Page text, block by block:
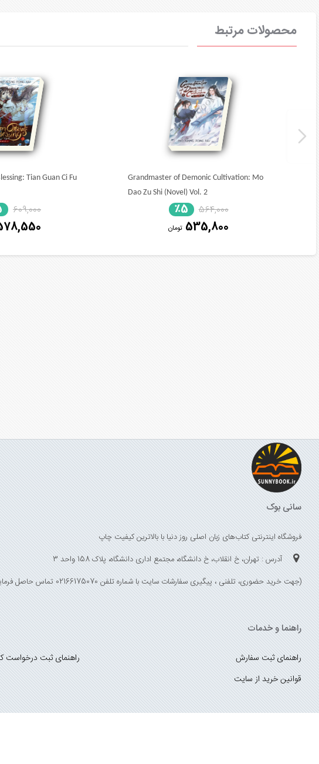
محصولات مرتبط
Grandmaster of Demonic Cultivation: Mo
Dao Zu Shi (Novel) Vol. 2
564,000
٪5
535,800 تومان
Tian Guan Ci Fu
609,000
سانی بوک
فروشگاه اینترنتی کتاب‌های زبان اصلی روز دنیا با بالاترین کیفیت چاپ
آدرس : تهران، خ انقلاب، خ دانشگاه، مجتمع اداری دانشگاه، پلاک 158 واحد 3
(جهت خرید حضوری، تلفنی ، پیگیری سفارشات سایت با شماره تلفن 02166175070 تماس حاصل فرمایید)
راهنما و خدمات
راهنمای ثبت سفارش
راهنمای ثبت درخواست
قوانین خرید از سایت
_